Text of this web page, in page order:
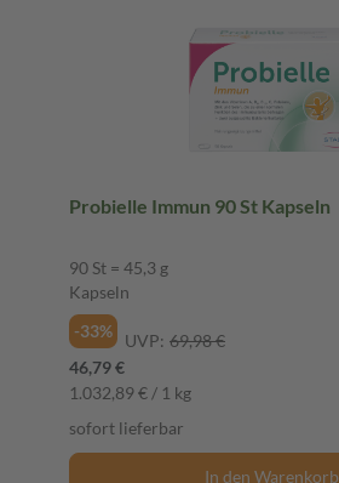
Probielle Immun 90 St Kapseln
90 St = 45,3 g
Kapseln
-33%
UVP: 69,98 €
46,79 €
1.032,89 € / 1 kg
sofort lieferbar
In den Warenkorb